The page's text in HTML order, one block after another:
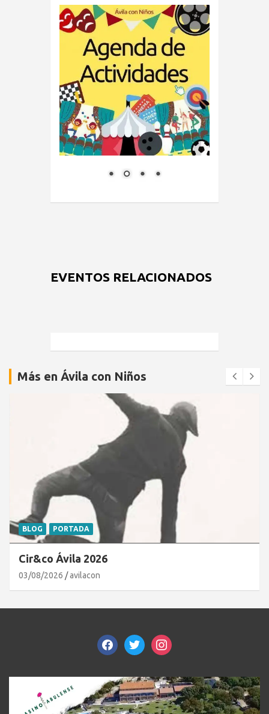
EVENTOS RELACIONADOS
Más en Ávila con Niños
BLOG PORTADA
Cir&co Ávila 2026
03/08/2026 avilacon
facebooktwitterinstagram